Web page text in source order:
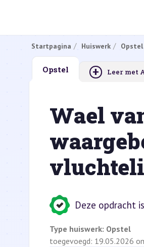
Startpagina Huiswerk Opstel
Opstel + Leer met
Wael
Deze opdracht
Type huiswerk: Opstel
toegevoegd: 19.05.2026